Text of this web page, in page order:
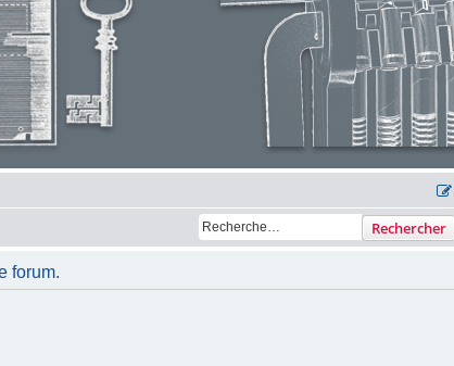
Rechercher
forum.